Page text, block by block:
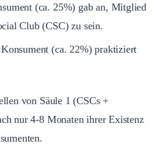
(ca. 25%) gab an, Mitglied
Club (CSC) zu sein.
(ca. 22%) praktiziert
von Säule 1 (CSCs +
nur 4-8 Monaten ihrer Existenz